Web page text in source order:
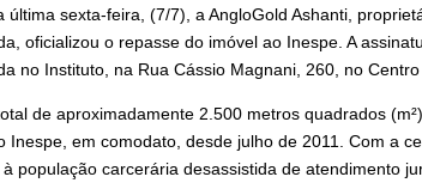
última sexta-feira, (7/7), a AngloGold Ashanti,
oficializou o repasse do imóvel ao Inespe. A
no Instituto, na Rua Cássio Magnani, 260, no Centro
de aproximadamente 2.500 metros quadrados
Inespe, em comodato, desde julho de 2011. Com a
população carcerária desassistida de atendimento